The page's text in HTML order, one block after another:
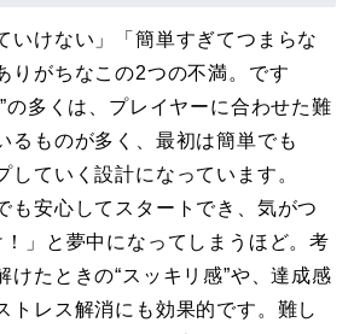
いけない」「簡単すぎてつまらな
がちなこの2つの不満。です
の多くは、プレイヤーに合わせた難
るものが多く、最初は簡単でも
していく設計になっています。
も安心してスタートでき、気がつ
」と夢中になってしまうほど。考
けたときの“スッキリ感”や、達成感
トレス解消にも効果的です。難し